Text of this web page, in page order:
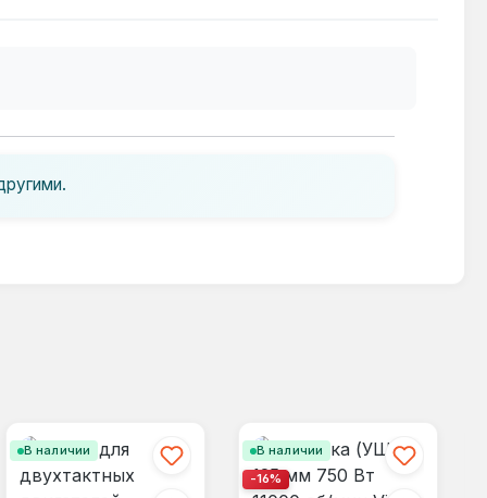
В наличии
В наличии
-16%